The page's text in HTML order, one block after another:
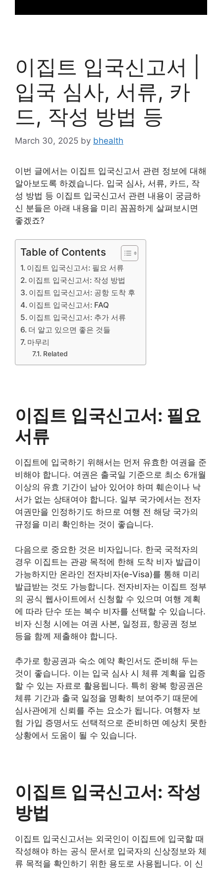
이집트 입국신고서 |
입국 심사, 서류, 카
드, 작성 방법 등
March 30, 2025 by bhealth
이번 글에서는 이집트 입국신고서 관련 정보에 대해
알아보도록 하겠습니다. 입국 심사, 서류, 카드, 작
성 방법 등 이집트 입국신고서 관련 내용이 궁금하
신 분들은 아래 내용을 미리 꼼꼼하게 살펴보시면
좋겠죠?
Table of Contents
이집트 입국신고서: 필요 서류
이집트 입국신고서: 작성 방법
이집트 입국신고서: 공항 도착 후
이집트 입국신고서: FAQ
이집트 입국신고서: 추가 서류
더 알고 있으면 좋은 것들
마무리
Related
이집트 입국신고서: 필요
서류
이집트에 입국하기 위해서는 먼저 유효한 여권을 준
비해야 합니다. 여권은 출국일 기준으로 최소 6개월
이상의 유효 기간이 남아 있어야 하며 훼손이나 낙
서가 없는 상태여야 합니다. 일부 국가에서는 전자
여권만을 인정하기도 하므로 여행 전 해당 국가의
규정을 미리 확인하는 것이 좋습니다.
다음으로 중요한 것은 비자입니다. 한국 국적자의
경우 이집트는 관광 목적에 한해 도착 비자 발급이
가능하지만 온라인 전자비자(e-Visa)를 통해 미리
발급받는 것도 가능합니다. 전자비자는 이집트 정부
의 공식 웹사이트에서 신청할 수 있으며 여행 계획
에 따라 단수 또는 복수 비자를 선택할 수 있습니다.
비자 신청 시에는 여권 사본, 일정표, 항공권 정보
등을 함께 제출해야 합니다.
추가로 항공권과 숙소 예약 확인서도 준비해 두는
것이 좋습니다. 이는 입국 심사 시 체류 계획을 입증
할 수 있는 자료로 활용됩니다. 특히 왕복 항공권은
체류 기간과 출국 일정을 명확히 보여주기 때문에
심사관에게 신뢰를 주는 요소가 됩니다. 여행자 보
험 가입 증명서도 선택적으로 준비하면 예상치 못한
상황에서 도움이 될 수 있습니다.
이집트 입국신고서: 작성
방법
이집트 입국신고서는 외국인이 이집트에 입국할 때
작성해야 하는 공식 문서로 입국자의 신상정보와 체
류 목적을 확인하기 위한 용도로 사용됩니다. 이 신